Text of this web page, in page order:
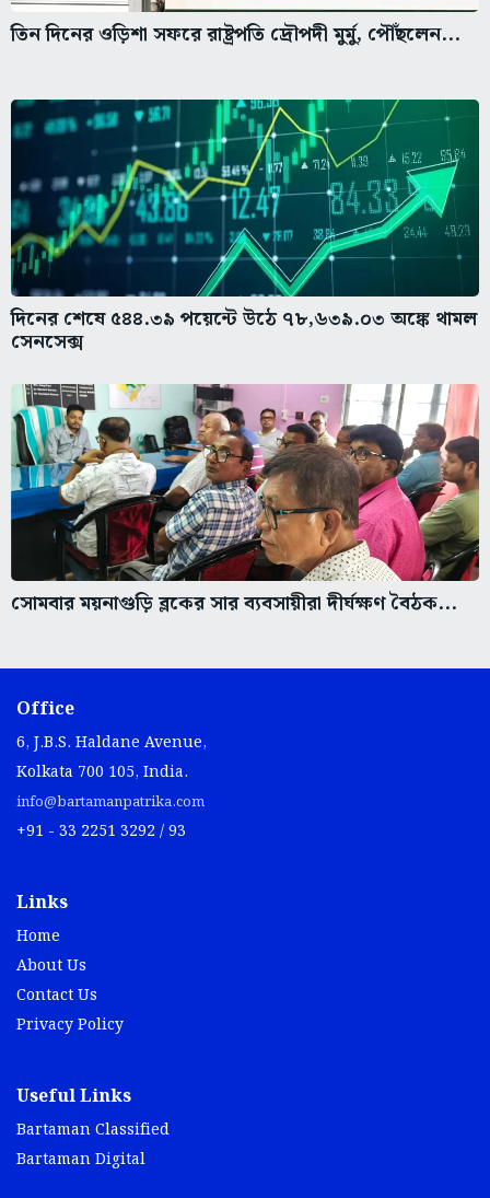
তিন দিনের ওড়িশা সফরে রাষ্ট্রপতি দ্রৌপদী মুর্মু, পৌঁছলেন...
দিনের শেষে ৫৪৪.৩৯ পয়েন্টে উঠে ৭৮,৬৩৯.০৩ অঙ্কে থামল
সেনসেক্স
সোমবার ময়নাগুড়ি ব্লকের সার ব্যবসায়ীরা দীর্ঘক্ষণ বৈঠক...
Office
6, J.B.S. Haldane Avenue,
Kolkata 700 105, India.
info@bartamanpatrika.com
+91 - 33 2251 3292 / 93
Links
Home
About Us
Contact Us
Privacy Policy
Useful Links
Bartaman Classified
Bartaman Digital